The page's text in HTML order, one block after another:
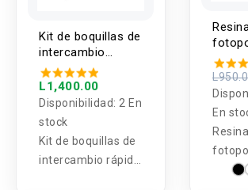
Kit de boquillas de
intercambio
rápido "Unicorn"
para K1C/Ender-3
V3/Ender-3 V3
Plus (4 unidades)
L1,400.00
Disponibilidad: 2 En
stock
Kit de boquillas de
intercambio rápido
En